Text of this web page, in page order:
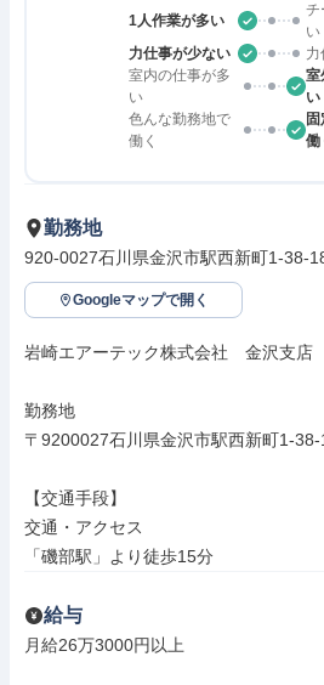
1人作業が多い
チ
い
力仕事が少ない
力
室内の仕事が多
い
室
い
色んな勤務地で
働く
働
勤務地
920-0027石川県金沢市駅西新町1-38-
Googleマップで開く
岩崎エアーテック株式会社　金沢支店
勤務地
〒9200027石川県金沢市駅西新町1-
【交通手段】
交通・アクセス
「磯部駅」より徒歩15分
給与
月給26万3000円以上